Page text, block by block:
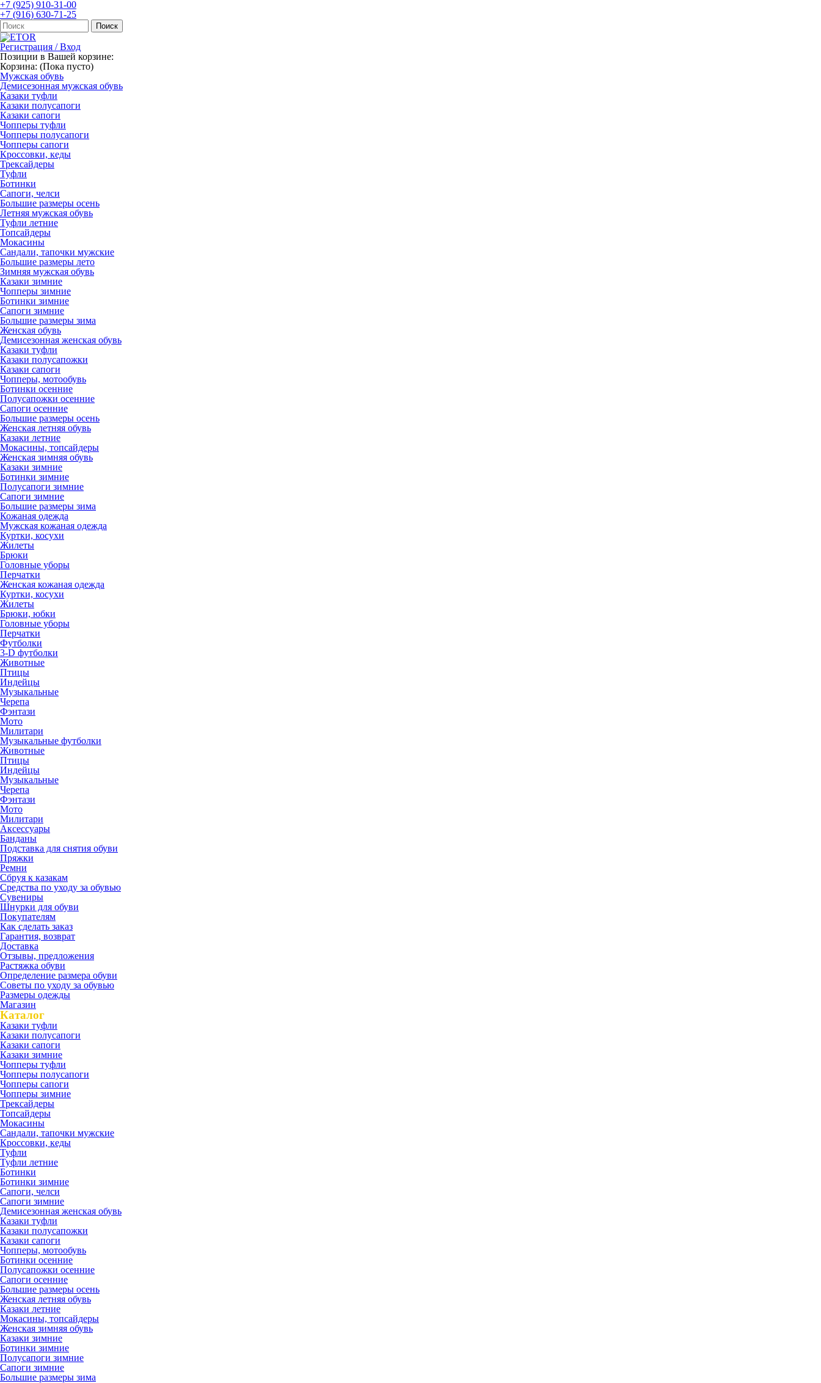
+7 (925) 910-31-00
+7 (916) 630-71-25
Регистрация / Вход
Позиции в Вашей корзине:
Корзина: (Пока пусто)
Мужская обувь
Демисезонная мужская обувь
Казаки туфли
Казаки полусапоги
Казаки сапоги
Чопперы туфли
Чопперы полусапоги
Чопперы сапоги
Кроссовки, кеды
Трексайдеры
Туфли
Ботинки
Сапоги, челси
Большие размеры осень
Летняя мужская обувь
Туфли летние
Топсайдеры
Мокасины
Сандали, тапочки мужские
Большие размеры лето
Зимняя мужская обувь
Казаки зимние
Чопперы зимние
Ботинки зимние
Сапоги зимние
Большие размеры зима
Женская обувь
Демисезонная женская обувь
Казаки туфли
Казаки полусапожки
Казаки сапоги
Чопперы, мотообувь
Ботинки осенние
Полусапожки осенние
Сапоги осенние
Большие размеры осень
Женская летняя обувь
Казаки летние
Мокасины, топсайдеры
Женская зимняя обувь
Казаки зимние
Ботинки зимние
Полусапоги зимние
Сапоги зимние
Большие размеры зима
Кожаная одежда
Мужская кожаная одежда
Куртки, косухи
Жилеты
Брюки
Головные уборы
Перчатки
Женская кожаная одежда
Куртки, косухи
Жилеты
Брюки, юбки
Головные уборы
Перчатки
Футболки
3-D футболки
Животные
Птицы
Индейцы
Музыкальные
Черепа
Фэнтази
Мото
Милитари
Музыкальные футболки
Животные
Птицы
Индейцы
Музыкальные
Черепа
Фэнтази
Мото
Милитари
Аксессуары
Банданы
Подставка для снятия обуви
Пряжки
Ремни
Сбруя к казакам
Средства по уходу за обувью
Сувениры
Шнурки для обуви
Покупателям
Как сделать заказ
Гарантия, возврат
Доставка
Отзывы, предложения
Растяжка обуви
Определение размера обуви
Советы по уходу за обувью
Размеры одежды
Магазин
Каталог
Казаки туфли
Казаки полусапоги
Казаки сапоги
Казаки зимние
Чопперы туфли
Чопперы полусапоги
Чопперы сапоги
Чопперы зимние
Трексайдеры
Топсайдеры
Мокасины
Сандали, тапочки мужские
Кроссовки, кеды
Туфли
Туфли летние
Ботинки
Ботинки зимние
Сапоги, челси
Сапоги зимние
Демисезонная женская обувь
Казаки туфли
Казаки полусапожки
Казаки сапоги
Чопперы, мотообувь
Ботинки осенние
Полусапожки осенние
Сапоги осенние
Большие размеры осень
Женская летняя обувь
Казаки летние
Мокасины, топсайдеры
Женская зимняя обувь
Казаки зимние
Ботинки зимние
Полусапоги зимние
Сапоги зимние
Большие размеры зима